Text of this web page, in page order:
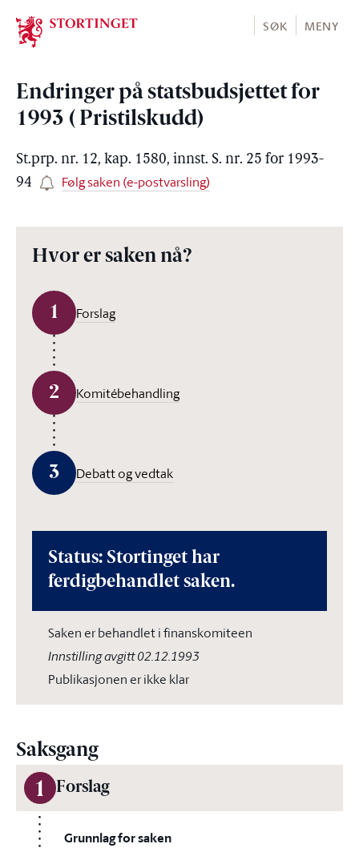
Stortinget.no
SØK MENY
Endringer på statsbudsjettet for
1993 ( Pristilskudd)
St.prp. nr. 12, kap. 1580, innst. S. nr. 25 for 1993-
94
Følg saken (e-postvarsling)
Hvor er saken nå?
1 Forslag
2 Komitébehandling
3 Debatt og vedtak
Status: Stortinget har
ferdigbehandlet saken.
Saken er behandlet i finanskomiteen
Innstilling avgitt 02.12.1993
Publikasjonen er ikke klar
Saksgang
1 Forslag
Grunnlag for saken